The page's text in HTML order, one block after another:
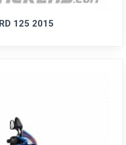
125 2015